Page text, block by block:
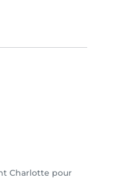
Charlotte pour